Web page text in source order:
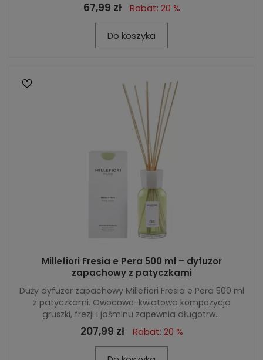
67,99 zł Rabat: 20 %
Do koszyka
Millefiori Fresia e Pera 500 ml – dyfuzor
zapachowy z patyczkami
Duży dyfuzor zapachowy Millefiori Fresia e Pera 500 ml
z patyczkami. Owocowo-kwiatowa kompozycja
gruszki, frezji i jaśminu zapewnia długotrw...
207,99 zł Rabat: 20 %